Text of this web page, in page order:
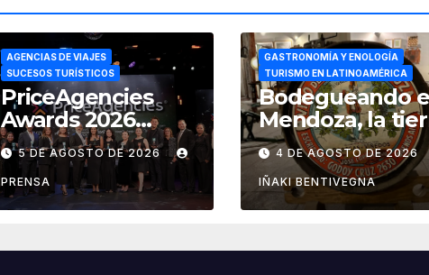
AGENCIAS DE VIAJES
SUCESOS TURÍSTICOS
PriceAgencies
Awards 2026
reconoce a las
agencias que
impulsan el
crecimiento del
México
5 DE AGOSTO DE 2026
PRENSA
GASTRONOMÍA Y ENOLOGÍA
TURISMO EN LATINOAMÉRICA
Bodegueando
Mendoza, la
del sol y del
vino
4 DE AGOSTO DE 2026
IÑAKI BENTIVEGNA